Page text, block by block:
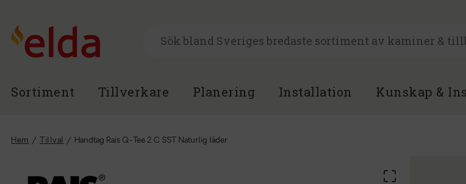
Sortiment Tillverkare Planering Installation Kunskap &
Hem / Tillval / Handtag Rais Q-Tee 2 C SST Naturlig läder